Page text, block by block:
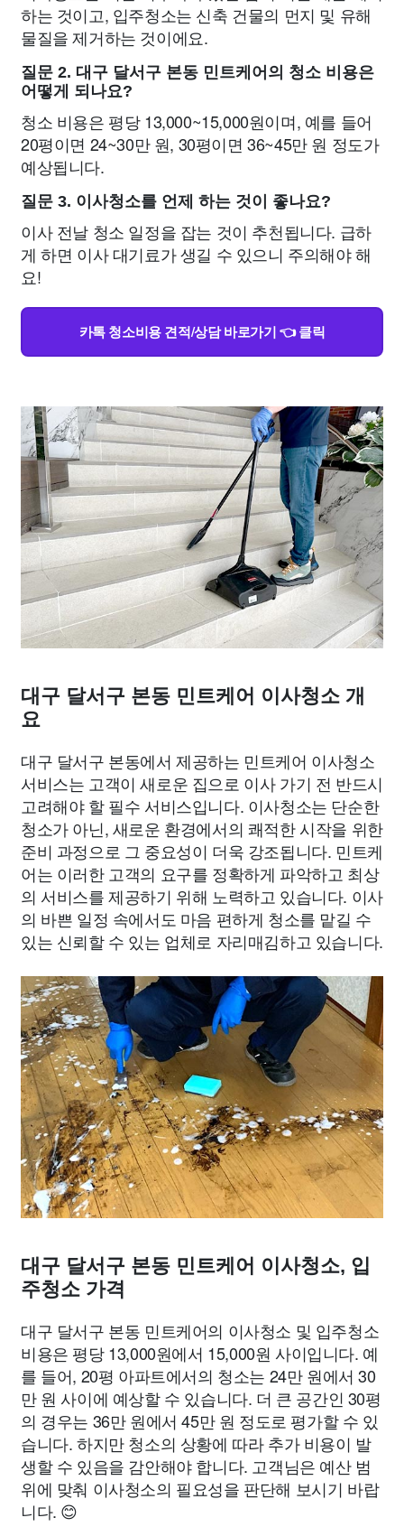
하는 것이고, 입주청소는 신축 건물의 먼지 및 유해
물질을 제거하는 것이에요.
질문 2. 대구 달서구 본동 민트케어의 청소 비용은
어떻게 되나요?
청소 비용은 평당 13,000~15,000원이며, 예를 들어
20평이면 24~30만 원, 30평이면 36~45만 원 정도가
예상됩니다.
질문 3. 이사청소를 언제 하는 것이 좋나요?
이사 전날 청소 일정을 잡는 것이 추천됩니다. 급하
게 하면 이사 대기료가 생길 수 있으니 주의해야 해
요!
카톡 청소비용 견적/상담 바로가기 👈 클릭
대구 달서구 본동 민트케어 이사청소 개
요
대구 달서구 본동에서 제공하는 민트케어 이사청소
서비스는 고객이 새로운 집으로 이사 가기 전 반드시
고려해야 할 필수 서비스입니다. 이사청소는 단순한
청소가 아닌, 새로운 환경에서의 쾌적한 시작을 위한
준비 과정으로 그 중요성이 더욱 강조됩니다. 민트케
어는 이러한 고객의 요구를 정확하게 파악하고 최상
의 서비스를 제공하기 위해 노력하고 있습니다. 이사
의 바쁜 일정 속에서도 마음 편하게 청소를 맡길 수
있는 신뢰할 수 있는 업체로 자리매김하고 있습니다.
대구 달서구 본동 민트케어 이사청소, 입
주청소 가격
대구 달서구 본동 민트케어의 이사청소 및 입주청소
비용은 평당 13,000원에서 15,000원 사이입니다. 예
를 들어, 20평 아파트에서의 청소는 24만 원에서 30
만 원 사이에 예상할 수 있습니다. 더 큰 공간인 30평
의 경우는 36만 원에서 45만 원 정도로 평가할 수 있
습니다. 하지만 청소의 상황에 따라 추가 비용이 발
생할 수 있음을 감안해야 합니다. 고객님은 예산 범
위에 맞춰 이사청소의 필요성을 판단해 보시기 바랍
니다. 😊